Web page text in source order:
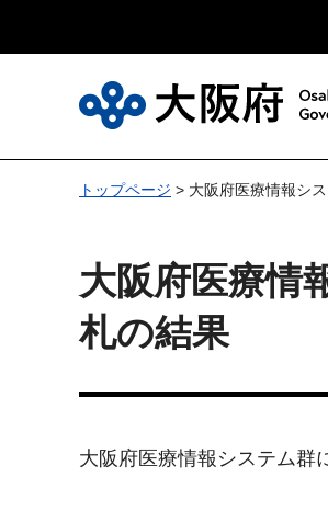
トップページ > 大阪府医療情報シ
大阪府医療情
札の結果
大阪府医療情報システム群